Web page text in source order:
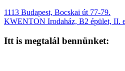
1113 Budapest, Bocskai út 77-79.
KWENTON Irodaház, B2 épület, II.
Itt is megtalál bennünket: